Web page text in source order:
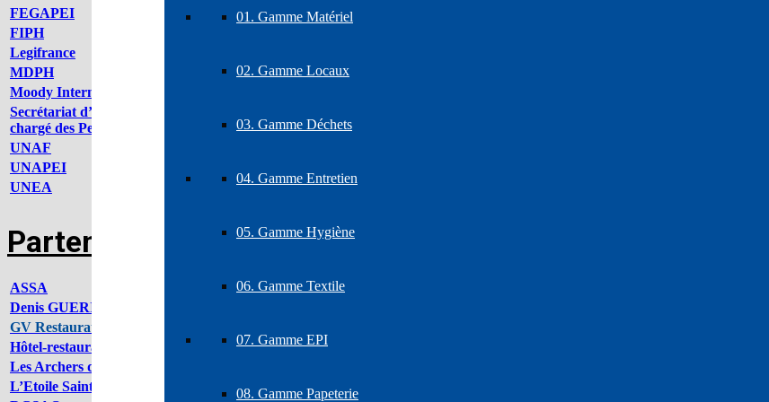
01. Gamme Matériel
02. Gamme Locaux
03. Gamme Déchets
04. Gamme Entretien
05. Gamme Hygiène
06. Gamme Textile
07. Gamme EPI
08. Gamme Papeterie
FEGAPEI
Fédération Nationale des Associations de Parents et Amis Employeurs et
FIPH
Legifrance
MDPH
Maison Départementale des Personnes Handicapées
Moody International
Secrétariat d’Etat auprès du Premier ministre
chargé des Personnes handicapées
Travail, relations sociales, solidarité
UNAF
UNAPEI
UNEA
Union Nationale des Entreprises Adaptées
Partenaires
ASSA
Club de football de Saint-Amand-Montrond
Denis GUERIN
GV Restauration Services
Hôtel-restaurant « Le Noirlac » ***
Route de Bourges 18 200 Saint-Amand-Montrond
Les Archers du Saint-Amandois
L’Etoile Saint-Amandoise
Club de gymnastique de Saint-Amand-Montrond